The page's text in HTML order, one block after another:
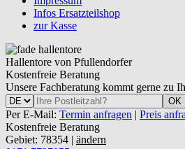
Infos Ersatzteilshop
zur Kasse
Hallentore von Pfullendorfer
Kostenfreie Beratung
Unsere Fachberatung kommt gerne zu
OK
Per E-Mail: Termin anfragen | Preis
Kostenfreie Beratung
Gebiet: 78354 | ändern